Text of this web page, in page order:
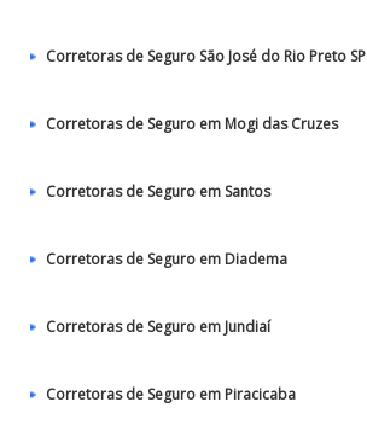
Corretoras de Seguro São José do Rio Preto SP
Corretoras de Seguro em Mogi das Cruzes
Corretoras de Seguro em Santos
Corretoras de Seguro em Diadema
Corretoras de Seguro em Jundiaí
Corretoras de Seguro em Piracicaba